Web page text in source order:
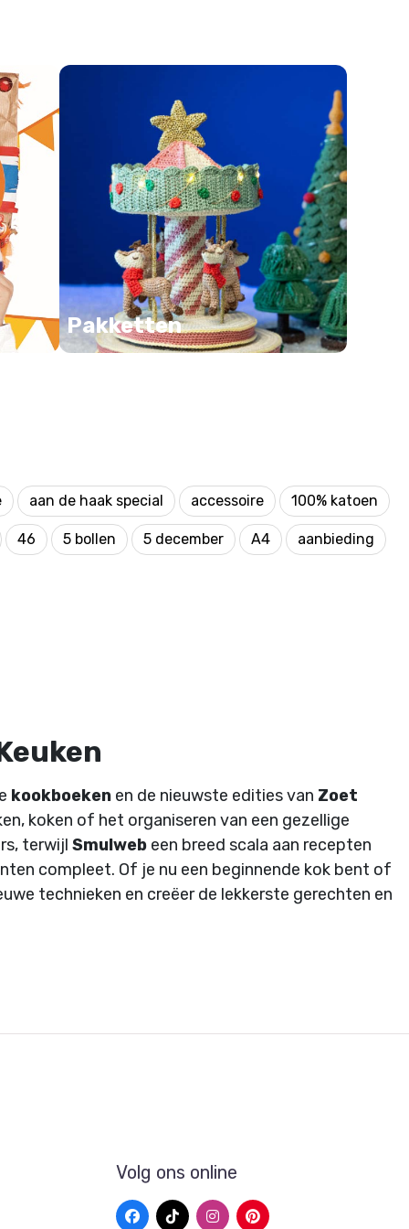
Pakketten
aan de haak special accessoire 100% katoen
46 5 bollen 5 december A4 aanbieding
kookboeken en de nieuwste edities van Zoet
koken of het organiseren van een gezellige
terwijl Smulweb een breed scala aan recepten
compleet. Of je nu een beginnende kok bent of
technieken en creëer de lekkerste gerechten en
Volg ons online